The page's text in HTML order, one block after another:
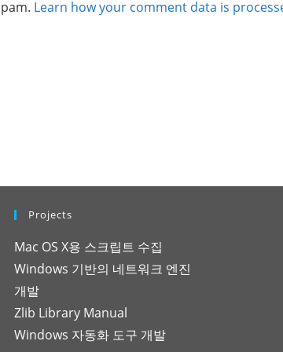
Learn how your comment data is
Projects
Mac OS X용 스크립트 수집
Windows 기반의 네트워크 엔진
개발
Zlib Library Manual
Windows 자동화 도구 개발